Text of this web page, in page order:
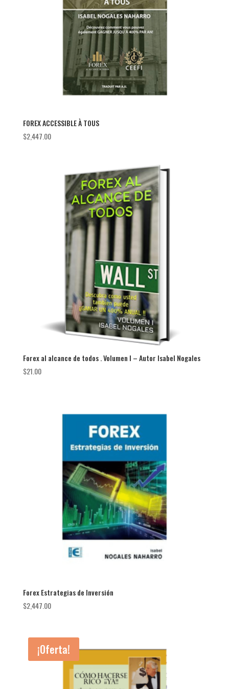
FOREX ACCESSIBLE À TOUS
$2,447.00
Forex al alcance de todos . Volumen I – Autor Isabel Nogales
$21.00
Forex Estrategias de Inversión
$2,447.00
¡Oferta!